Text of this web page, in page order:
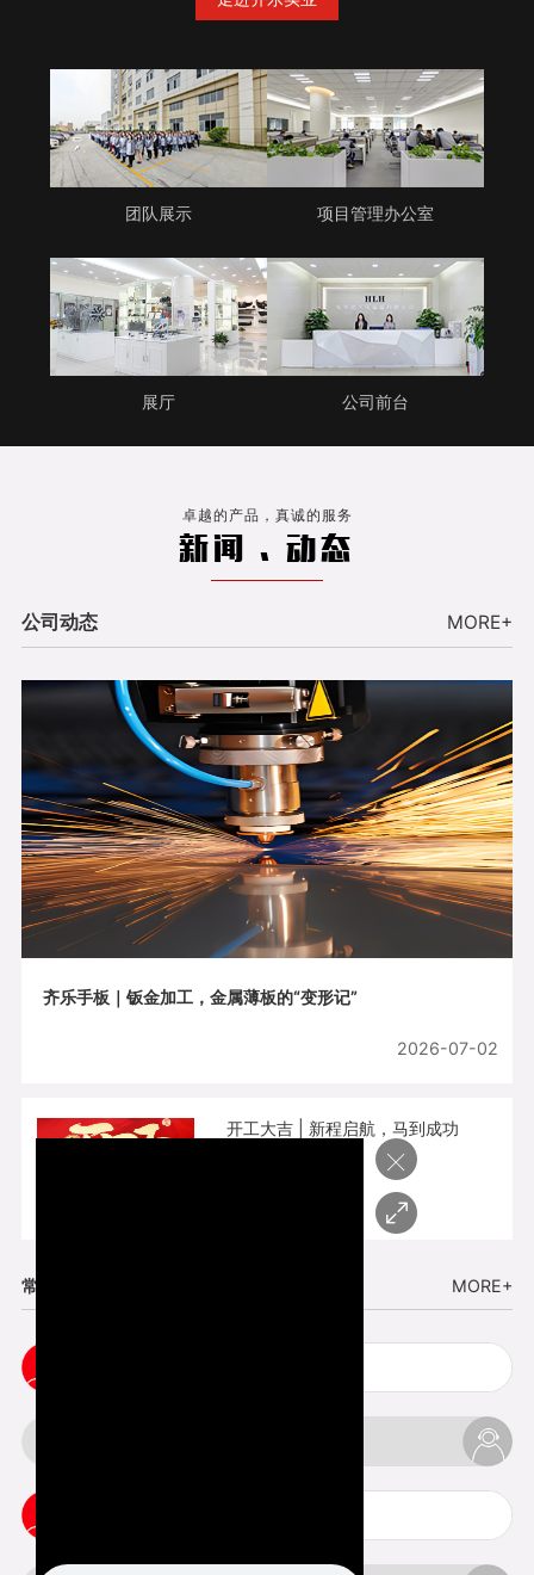
团队展示 项目管理办公室
展厅 公司前台
卓越的产品，真诚的服务
新闻 . 动态
公司动态 MORE+
齐乐手板｜钣金加工，金属薄板的“变形记”
2026-07-02
开工大吉 | 新程启航，马到成功
常见问题 MORE+
×